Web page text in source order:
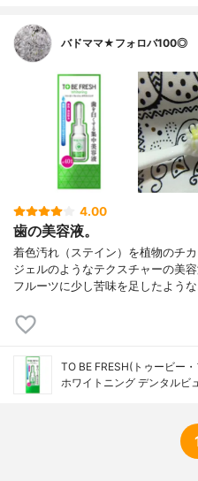
2Na/保
a/溶剤
味剤:ア
シリト
プ)
バドママ★フォロバ100◎
4.00
歯の美容液。
着色汚れ（ステイン）を植物のチ
ジェルのようなテクスチャーの美
フルーツに少し苦味を足したよう
TO BE FRESH(トゥービー
ホワイトニング デンタルビ